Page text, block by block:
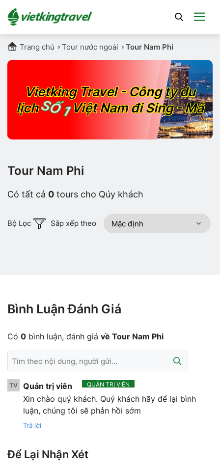
Trang chủ Tour nước ngoài Tour Nam Phi
Vietking Travel - Công ty du
lịchSỐ 1Việt Nam đi Sing - Mã
Tour Nam Phi
Có tất cả 0 tours cho Qúy khách
Bộ Lọc Sắp xếp theo
Bình Luận Đánh Giá
Có 0 bình luận, đánh giá về Tour Nam Phi
TV Quản trị viên QUẢN TRỊ VIÊN
Xin chào quý khách. Quý khách hãy để lại bình
luận, chúng tôi sẽ phản hồi sớm
Trả lời
Để Lại Nhận Xét